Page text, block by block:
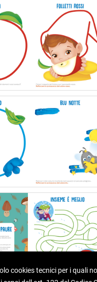
cookies tecnici per i quali